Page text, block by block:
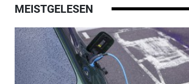
MEISTGELESEN